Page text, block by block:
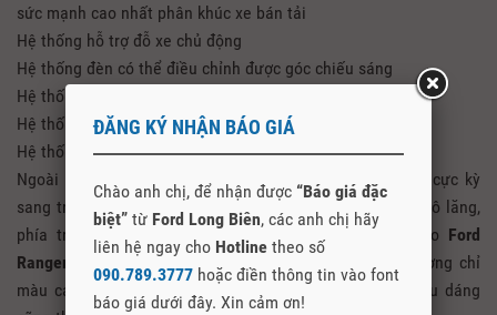
sức mạnh cao nhất phân khúc xe bán tải
Hệ thống hỗ trợ đỗ xe chủ động
Hệ thống đèn có thể điều chỉnh được góc chiếu sáng
Hệ thống kiểm soát giảm thiểu lật xe
Hệ thống kiểm soát xe theo tải trọng
Hệ thống điều khiển bằng giọng nói Sync 3.4
Ngoài ra nội thất của
Ford Ranger Wildtrak 2021
cũng cực kỳ
sang trọng với nội thất bọc da hoàn toàn bao gồm ghế, vô lăng,
phía trên mặt táp lô. Để tạo thêm phần thể thao cho Ford
Ranger Wildtrak thì nội thất được may bằng những đường chỉ
màu cam rất tinh tế và sang trọng. Cần số thiết kế kiểu dáng
ĐĂNG KÝ NHẬN BÁO GIÁ
Chào anh chị, để nhận được “Báo giá đặc
biệt” từ Ford Long Biên, các anh chị hãy
liên hệ ngay cho Hotline theo số
090.789.3777 hoặc điền thông tin vào font
báo giá dưới đây. Xin cảm ơn!